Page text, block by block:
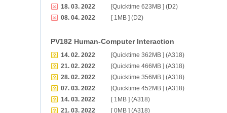
18. 03. 2022
[Quicktime 623MB ] (D2)
08. 04. 2022
[ 1MB ] (D2)
PV182 Human-Computer Interaction
14. 02. 2022
[Quicktime 362MB ] (A318)
21. 02. 2022
[Quicktime 466MB ] (A318)
28. 02. 2022
[Quicktime 356MB ] (A318)
07. 03. 2022
[Quicktime 452MB ] (A318)
14. 03. 2022
[ 1MB ] (A318)
21. 03. 2022
[ 0MB ] (A318)